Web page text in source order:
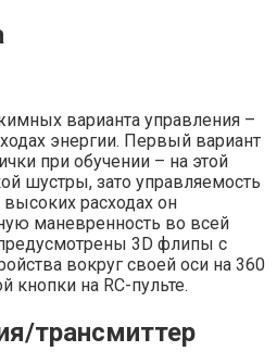
варианта управления –
энергии. Первый вариант
при обучении – на этой
шустры, зато управляемость
расходах он
маневренность во всей
3D флипы с
вокруг своей оси на 360
кнопки на RC-пульте.
трансмиттер